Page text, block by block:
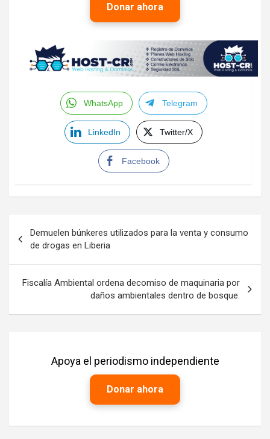
Donar ahora
WhatsApp Telegram
LinkedIn Twitter/X
Facebook
de
entradas
Demuelen búnkeres utilizados para la venta y consumo
de drogas en Liberia
Fiscalía Ambiental ordena decomiso de maquinaria por
daños ambientales dentro de bosque.
Apoya el periodismo independiente
Donar ahora